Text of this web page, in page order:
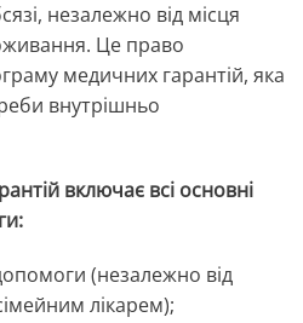
незалежно від місця
Це право
медичних гарантій, яка
внутрішньо
включає всі основні
(незалежно від
лікарем);